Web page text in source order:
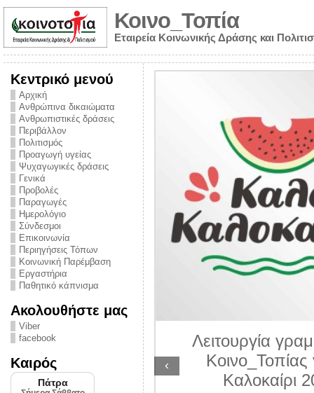
Κοινο_Τοπία
Εταιρεία Κοινωνικής Δράσης και
Κεντρικό μενού
Αρχική
Ανθρώπινα δικαιώματα
Ανθρωπιστικές δράσεις
Περιβάλλον
Πολιτισμός
Προαγωγή υγείας
Ψυχαγωγικές δράσεις
Γενικά
Προβολές
Παραγωγές
Ημερολόγιο
Σύνδεσμοι
Επικοινωνία
Περιηγήσεις Τόπων
Κοινωνική Παρέμβαση
Εργαστήρια
Παθητικό κάπνισμα
Ακολουθήστε μας
Viber
facebook
Καιρός
από την
την ημέρα
και
στο
2026
Λειτουργία
Κοινο_Τοπίας
Καλοκαίρι
‹